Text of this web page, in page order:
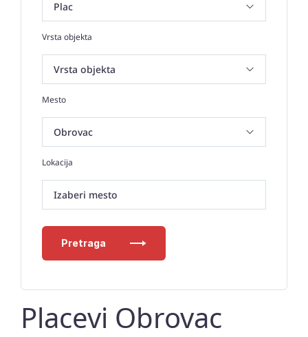
Vrsta objekta
Mesto
Lokacija
Izaberi mesto
Pretraga
Placevi Obrovac